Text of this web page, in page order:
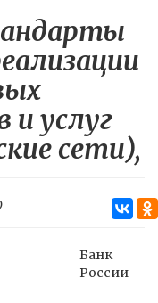
услуг
сети),
Банк
России